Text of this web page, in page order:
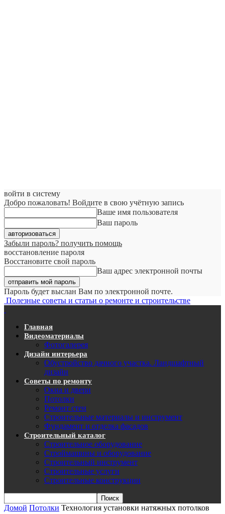
войти в систему
Добро пожаловать! Войдите в свою учётную запись
Ваше имя пользователя
Ваш пароль
Забыли пароль? получить помощь
восстановление пароля
Восстановите свой пароль
Ваш адрес электронной почты
Пароль будет выслан Вам по электронной почте.
Полезные советы и статьи о ремонте и строительстве
Главная
Видеоматериалы
Фотогалерея
Дизайн интерьера
Обустройство дачного участка. Ландшафтный
дизайн
Советы по ремонту
Окна и двери
Потолки
Ремонт стен
Строительные материалы и инструмент
Фундамент и отделка фасадов
Строительный каталог
Строительное оборудование
Строймашины и оборудование
Строительный инструмент
Строительные услуги
Строительные конструкции
Домой Потолки Технология установки натяжных потолков